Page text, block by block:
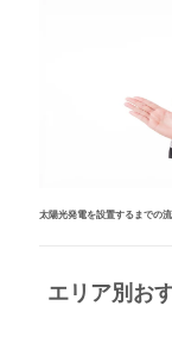
太陽光発電を設置するまでの
エリア別お